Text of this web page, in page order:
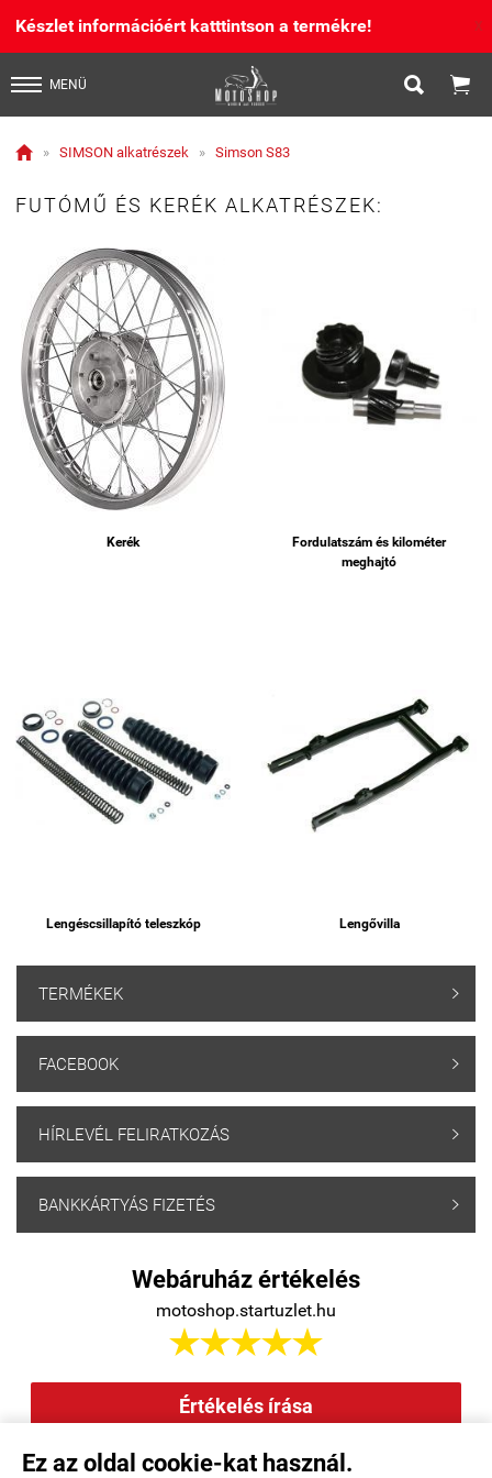
Ez az oldal cookie-kat használ.
Készlet információért katttintson a termékre! X
MENÜ  
 » SIMSON alkatrészek » Simson S83
FUTÓMŰ ÉS KERÉK ALKATRÉSZEK:
Kerék
Fordulatszám és kilométer
meghajtó
Lengéscsillapító teleszkóp Lengővilla
TERMÉKEK 
FACEBOOK 
HÍRLEVÉL FELIRATKOZÁS 
BANKKÁRTYÁS FIZETÉS 
Webáruház értékelés
motoshop.startuzlet.hu

Értékelés írása